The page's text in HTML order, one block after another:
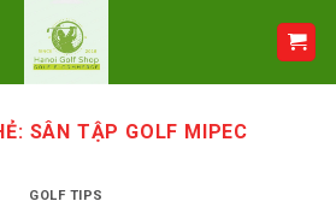
SÂN TẬP GOLF MIPEC
GOLF TIPS